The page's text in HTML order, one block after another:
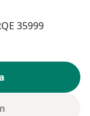
35999